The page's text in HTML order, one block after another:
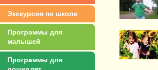
Экскурсия по школе
Программы для
малышей
Программы для